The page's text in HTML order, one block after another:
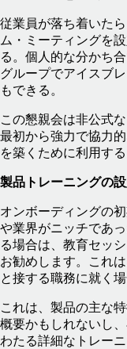
従業員が落ち着いた
ム・ミーティングを
る。個人的な分かち
グループでアイスブ
もできる。
この懇親会は非公式
最初から強力で協力
を築くために利用する
製品トレーニングの
オンボーディングの
や業界がニッチであ
る場合は、教育セッ
お勧めします。これ
と接する職務に就く
これは、製品の主な
概要かもしれないし
わたる詳細なトレー